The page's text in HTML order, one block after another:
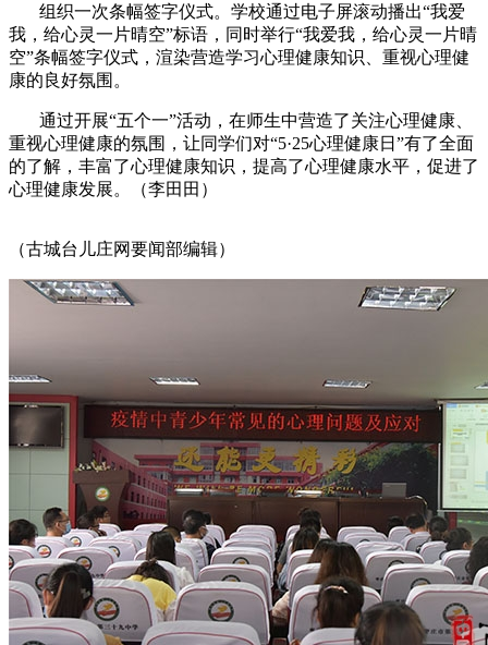
组织一次条幅签字仪式。学校通过电子屏滚动播出“我爱
我，给心灵一片晴空”标语，同时举行“我爱我，给心灵一片晴
空”条幅签字仪式，渲染营造学习心理健康知识、重视心理健
康的良好氛围。
通过开展“五个一”活动，在师生中营造了关注心理健康、
重视心理健康的氛围，让同学们对“5·25心理健康日”有了全面
的了解，丰富了心理健康知识，提高了心理健康水平，促进了
心理健康发展。（李田田）
（古城台儿庄网要闻部编辑）